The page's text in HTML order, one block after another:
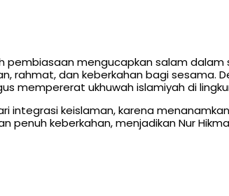
pembiasaan mengucapkan salam
rahmat, dan keberkahan bagi sesama.
mempererat ukhuwah islamiyah di
integrasi keislaman, karena
penuh keberkahan, menjadikan Nur